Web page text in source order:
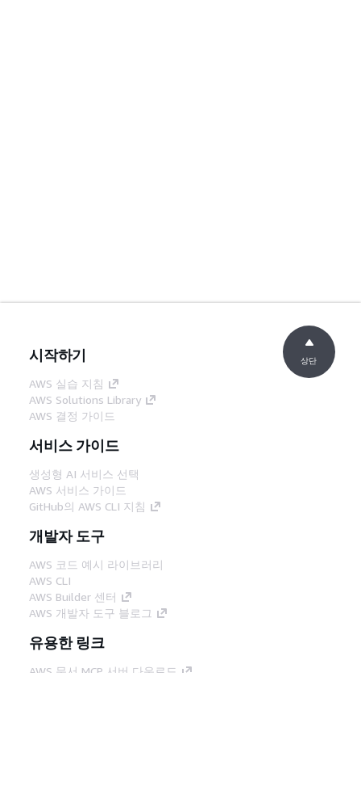
시작하기
AWS 실습 지침
AWS Solutions Library
AWS 결정 가이드
서비스 가이드
생성형 AI 서비스 선택
AWS 서비스 가이드
GitHub의 AWS CLI 지침
개발자 도구
AWS 코드 예시 라이브러리
AWS CLI
AWS Builder 센터
AWS 개발자 도구 블로그
유용한 링크
AWS 문서 MCP 서버 다운로드
상단